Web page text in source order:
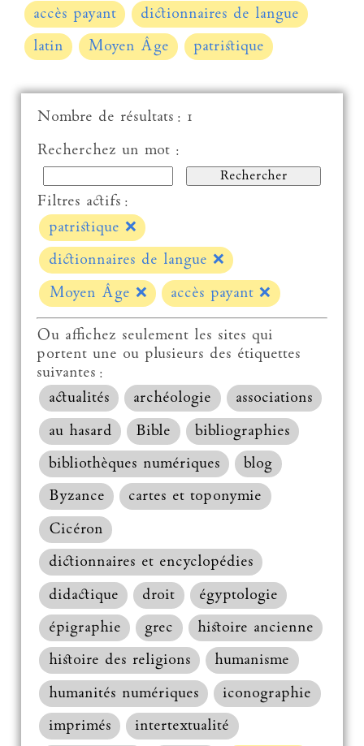
accès payant
dictionnaires de langue
latin
Moyen Âge patristique
Nombre de résultats : 1
Recherchez un mot :
Filtres actifs :
patristique ❌
dictionnaires de langue ❌
Moyen Âge ❌ accès payant❌
Ou affichez seulement les sites qui
portent une ou plusieurs des étiquettes
suivantes :
actualités
archéologie
associations
au hasard
Bible
bibliographies
bibliothèques numériques
blog
Byzance
cartes et toponymie
Cicéron
dictionnaires et encyclopédies
didactique
droit
égyptologie
épigraphie
grec
histoire ancienne
histoire des religions
humanisme
humanités numériques
iconographie
imprimés
intertextualité